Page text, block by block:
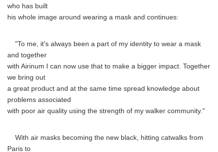
who has built
his whole image around wearing a mask and continues:
"To me, it's always been a part of my identity to wear a mask
and together
with Airinum I can now use that to make a bigger impact. Together
we bring out
a great product and at the same time spread knowledge about
problems associated
with poor air quality using the strength of my walker community."
With air masks becoming the new black, hitting catwalks from
Paris to